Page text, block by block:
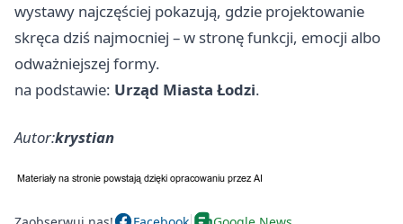
wystawy najczęściej pokazują, gdzie projektowanie
skręca dziś najmocniej – w stronę funkcji, emocji albo
odważniejszej formy.
na podstawie: Urząd Miasta Łodzi.
Autor:krystian